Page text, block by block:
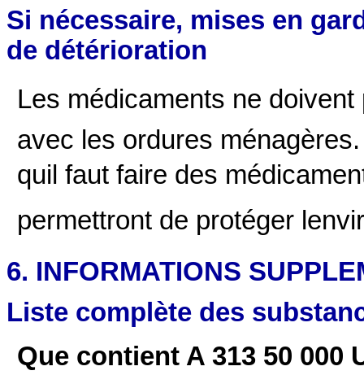
Si nécessaire, mises en
de détérioration
Les médicaments ne doivent
avec les ordures
quil faut faire des
permettront de protéger
6. INFORMATIONS
Liste complète des
Que contient A 313 50 000